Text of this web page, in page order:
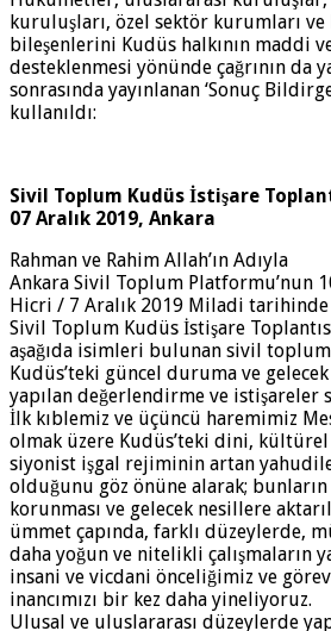
kuruluşları, özel sektör kurumları
bileşenlerini Kudüs halkının maddi
desteklenmesi yönünde çağrının da
sonrasında yayınlanan ‘Sonuç
kullanıldı:
Sivil Toplum Kudüs İstişare
07 Aralık 2019, Ankara
Rahman ve Rahim Allah’ın Adıyla
Ankara Sivil Toplum Platformu’nun
Hicri / 7 Aralık 2019 Miladi tarihinde
Sivil Toplum Kudüs İstişare
aşağıda isimleri bulunan sivil
Kudüs’teki güncel duruma ve
yapılan değerlendirme ve istişareler
İlk kıblemiz ve üçüncü haremimiz
olmak üzere Kudüs’teki dini, kültürel
siyonist işgal rejiminin artan
olduğunu göz önüne alarak;
korunması ve gelecek nesillere
ümmet çapında, farklı düzeylerde,
daha yoğun ve nitelikli çalışmaların
insani ve vicdani önceliğimiz ve
inancımızı bir kez daha yineliyoruz.
Ulusal ve uluslararası düzeylerde